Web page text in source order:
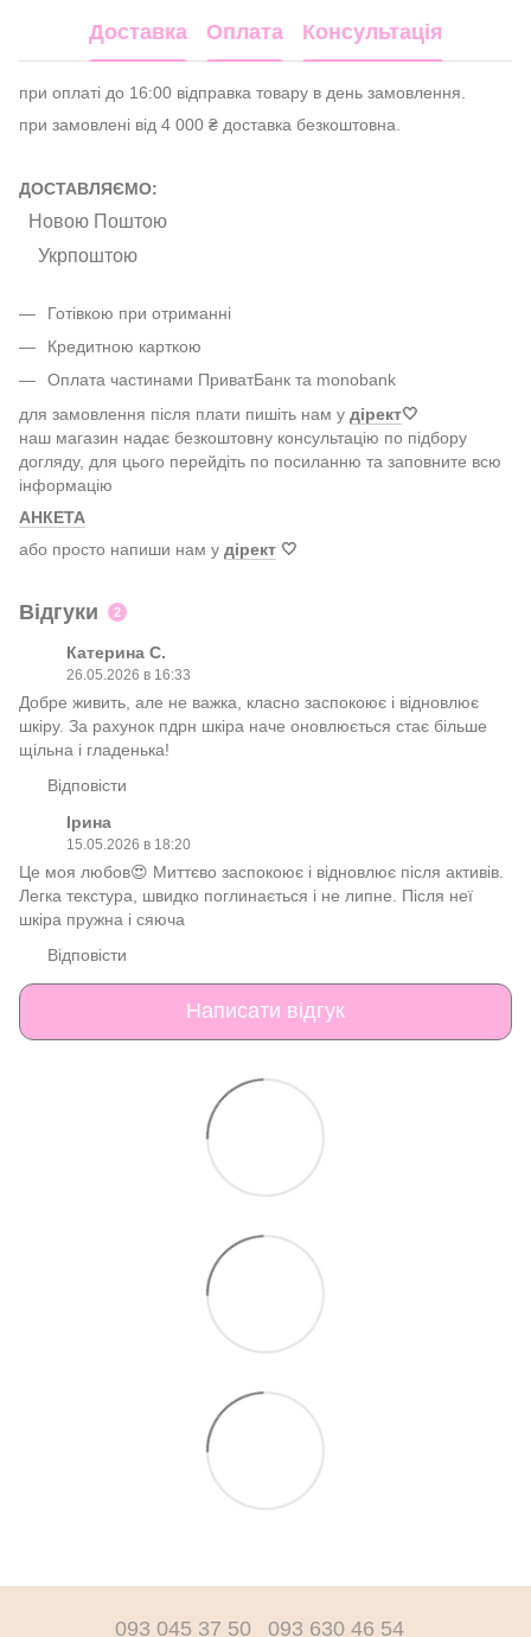
Доставка Оплата Консультація
при оплаті до 16:00 відправка товару в день замовлення.
при замовлені від 4 000 ₴ доставка безкоштовна.
ДОСТАВЛЯЄМО:
Новою Поштою
Укрпоштою
Готівкою при отриманні
Кредитною карткою
Оплата частинами ПриватБанк та monobank
для замовлення після плати пишіть нам у дірект🤍
наш магазин надає безкоштовну консультацію по підбору
догляду, для цього перейдіть по посиланню та заповните всю
інформацію
АНКЕТА
або просто напиши нам у дірект 🤍
Відгуки 2
Катерина С.
26.05.2026 в 16:33
Добре живить, але не важка, класно заспокоює і відновлює
шкіру. За рахунок пдрн шкіра наче оновлюється стає більше
щільна і гладенька!
Відповісти
Ірина
15.05.2026 в 18:20
Це моя любов😍 Миттєво заспокоює і відновлює після активів.
Легка текстура, швидко поглинається і не липне. Після неї
шкіра пружна і сяюча
Відповісти
Написати відгук
093 045 37 50 093 630 46 54